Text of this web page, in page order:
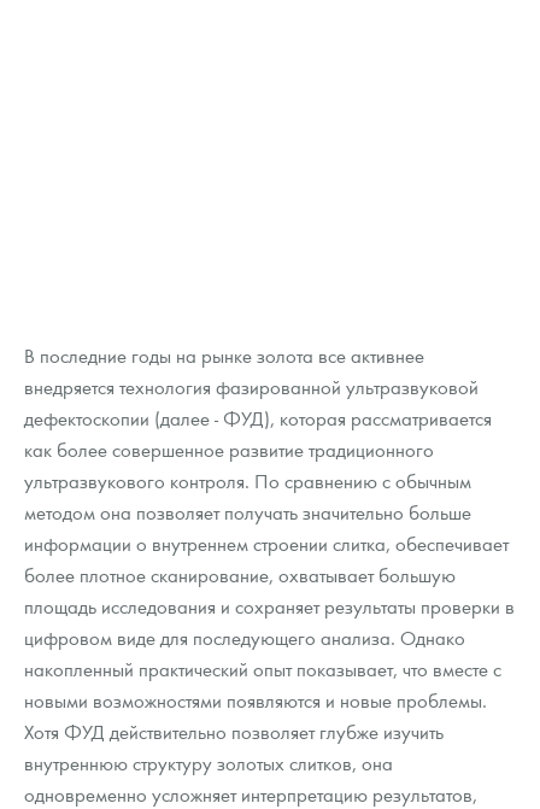
В последние годы на рынке золота все активнее
внедряется технология фазированной ультразвуковой
дефектоскопии (далее - ФУД), которая рассматривается
как более совершенное развитие традиционного
ультразвукового контроля. По сравнению с обычным
методом она позволяет получать значительно больше
информации о внутреннем строении слитка, обеспечивает
более плотное сканирование, охватывает большую
площадь исследования и сохраняет результаты проверки в
цифровом виде для последующего анализа. Однако
накопленный практический опыт показывает, что вместе с
новыми возможностями появляются и новые проблемы.
Хотя ФУД действительно позволяет глубже изучить
внутреннюю структуру золотых слитков, она
одновременно усложняет интерпретацию результатов,